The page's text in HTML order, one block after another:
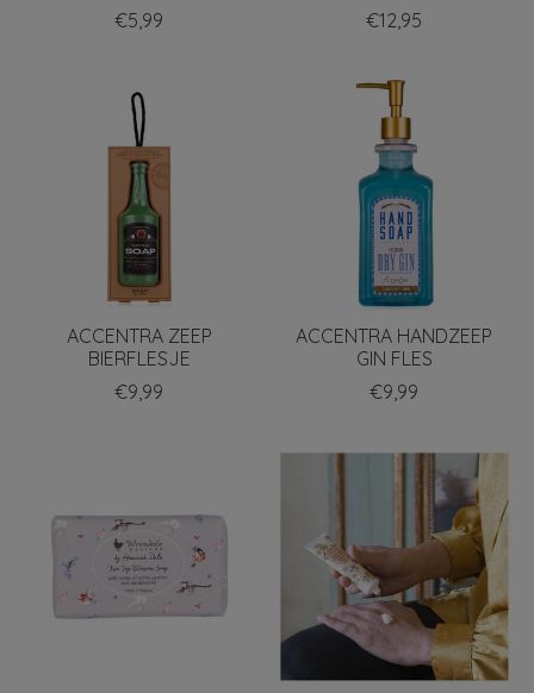
€5,99
€12,95
ACCENTRA ZEEP
BIERFLESJE
€9,99
ACCENTRA HANDZEEP
GIN FLES
€9,99